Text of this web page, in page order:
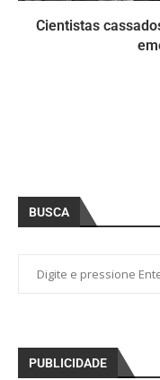
Cientistas
BUSCA
PUBLICIDADE